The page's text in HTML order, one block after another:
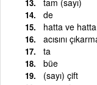
de
hatta ve hatta
acısını
ta
büe
(sayı) çift